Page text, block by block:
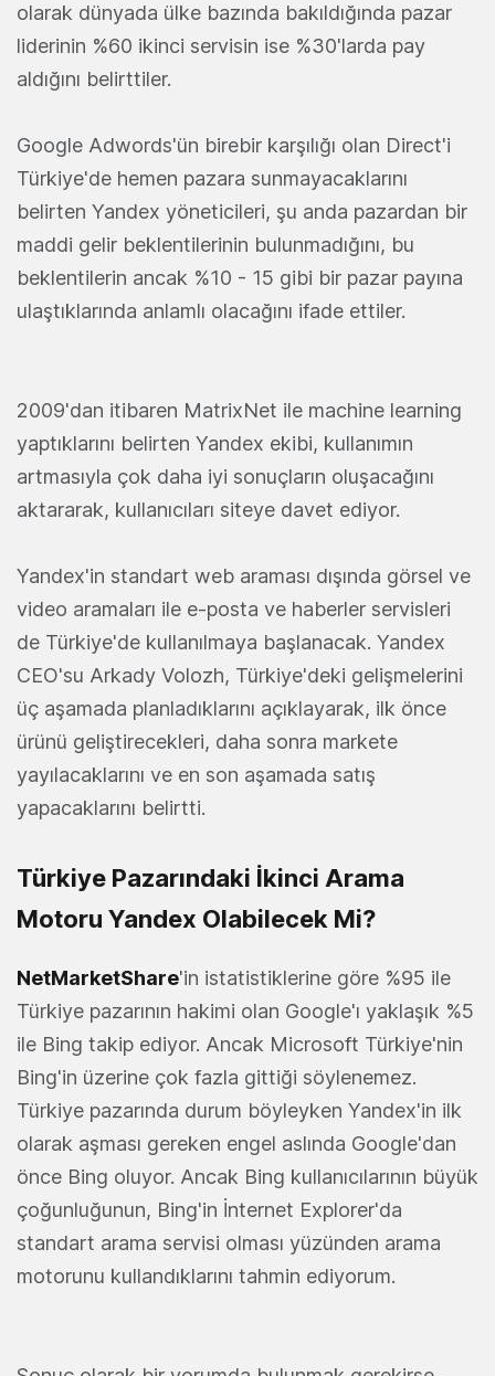
olarak dünyada ülke bazında bakıldığında pazar
liderinin %60 ikinci servisin ise %30'larda pay
aldığını belirttiler.
Google Adwords'ün birebir karşılığı olan Direct'i
Türkiye'de hemen pazara sunmayacaklarını
belirten Yandex yöneticileri, şu anda pazardan bir
maddi gelir beklentilerinin bulunmadığını, bu
beklentilerin ancak %10 - 15 gibi bir pazar payına
ulaştıklarında anlamlı olacağını ifade ettiler.
2009'dan itibaren MatrixNet ile machine learning
yaptıklarını belirten Yandex ekibi, kullanımın
artmasıyla çok daha iyi sonuçların oluşacağını
aktararak, kullanıcıları siteye davet ediyor.
Yandex'in standart web araması dışında görsel ve
video aramaları ile e-posta ve haberler servisleri
de Türkiye'de kullanılmaya başlanacak. Yandex
CEO'su Arkady Volozh, Türkiye'deki gelişmelerini
üç aşamada planladıklarını açıklayarak, ilk önce
ürünü geliştirecekleri, daha sonra markete
yayılacaklarını ve en son aşamada satış
yapacaklarını belirtti.
Türkiye Pazarındaki İkinci Arama
Motoru Yandex Olabilecek Mi?
NetMarketShare'in istatistiklerine göre %95 ile
Türkiye pazarının hakimi olan Google'ı yaklaşık %5
ile Bing takip ediyor. Ancak Microsoft Türkiye'nin
Bing'in üzerine çok fazla gittiği söylenemez.
Türkiye pazarında durum böyleyken Yandex'in ilk
olarak aşması gereken engel aslında Google'dan
önce Bing oluyor. Ancak Bing kullanıcılarının büyük
çoğunluğunun, Bing'in İnternet Explorer'da
standart arama servisi olması yüzünden arama
motorunu kullandıklarını tahmin ediyorum.